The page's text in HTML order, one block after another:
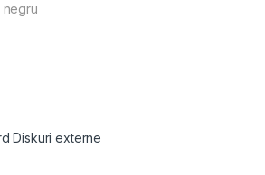
negru
Diskuri externe